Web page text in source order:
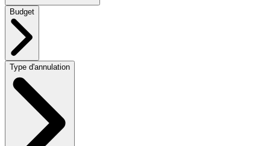
Budget
Type d'annulation